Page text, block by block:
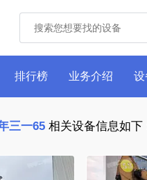
排行榜 业务介绍 设
三一65 相关设备信息如下